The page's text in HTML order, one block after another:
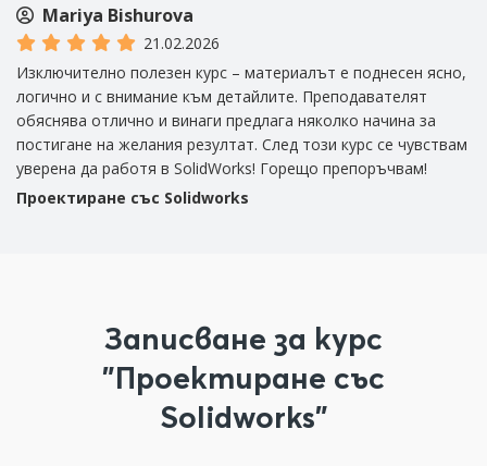
Mariya Bishurova
21.02.2026
Изключително полезен курс – материалът е поднесен ясно,
логично и с внимание към детайлите. Преподавателят
обяснява отлично и винаги предлага няколко начина за
постигане на желания резултат. След този курс се чувствам
уверенa да работя в SolidWorks! Горещо препоръчвам!
Проектиране със Solidworks
Записване за курс
"Проектиране със
Solidworks"